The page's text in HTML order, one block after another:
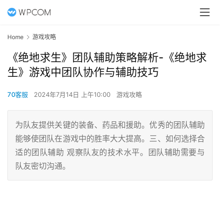
Home 游戏攻略
《绝地求生》团队辅助策略解析-《绝地求
生》游戏中团队协作与辅助技巧
70客服 2024年7月14日 上午10:00 游戏攻略
为队友提供关键的装备、药品和援助。优秀的团队辅助
能够使团队在游戏中的胜率大大提高。三、如何选择合
适的团队辅助 观察队友的技术水平。团队辅助需要与
队友密切沟通。